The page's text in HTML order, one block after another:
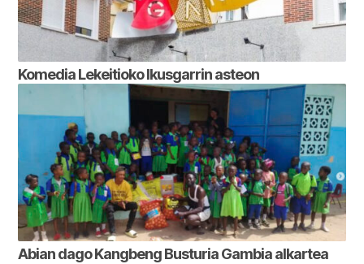
Komedia Lekeitioko Ikusgarrin asteon
Abian dago Kangbeng Busturia Gambia alkartea